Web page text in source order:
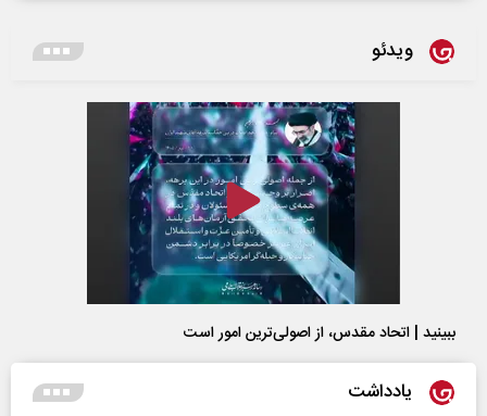
ویدئو
ببینید | اتحاد مقدس، از اصولی‌ترین امور است
یادداشت